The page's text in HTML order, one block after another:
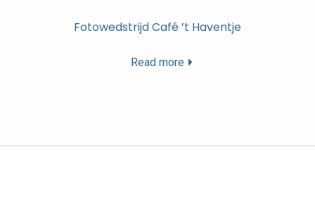
Fotowedstrijd Café ’t Haventje
Read more